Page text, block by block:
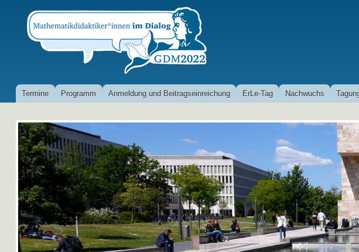
Termine Programm Anmeldung und Beitragseinreichung ErLe-Tag Nachwuchs